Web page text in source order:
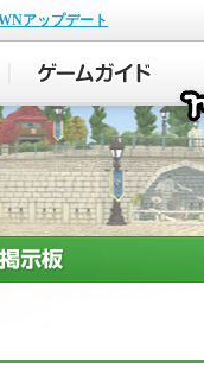
アップデート